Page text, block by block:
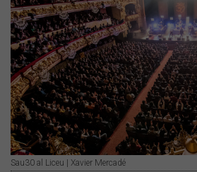
Sau30 al Liceu | Xavier Mercadé